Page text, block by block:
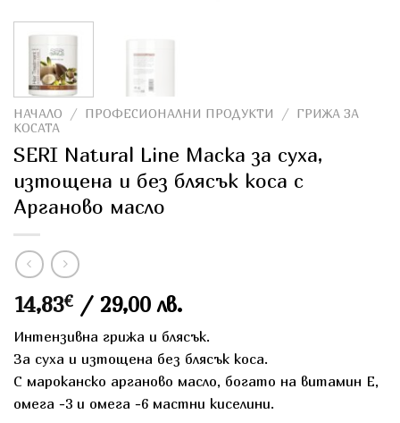
НАЧАЛО / ПРОФЕСИОНАЛНИ ПРОДУКТИ /
ГРИЖА ЗА
КОСАТА
SERI Natural Line Маска за суха,
изтощена и без блясък коса с
Арганово масло
14,83€ / 29,00 лв.
Интензивна грижа и блясък.
За суха и изтощена без блясък коса.
С мароканско арганово масло, богато на витамин Е,
омега -3 и омега -6 мастни киселини.